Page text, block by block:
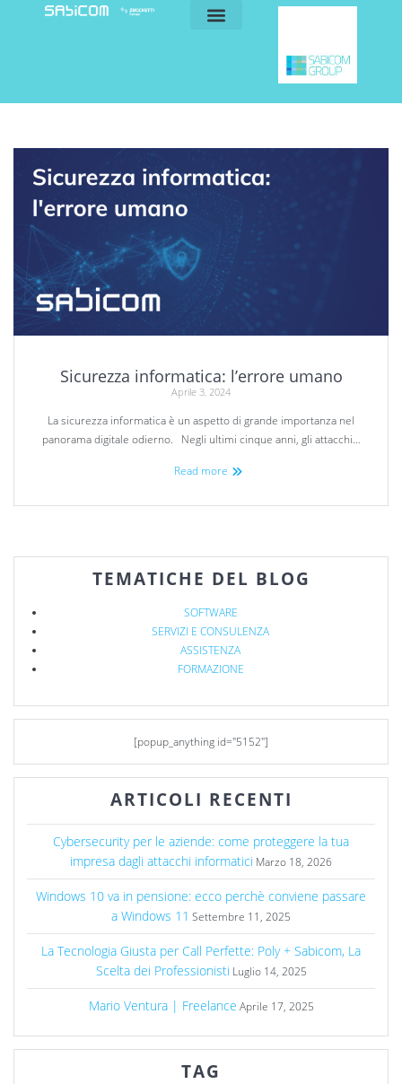
Sicurezza informatica: l’errore umano
Aprile 3, 2024
La sicurezza informatica è un aspetto di grande importanza nel
panorama digitale odierno. Negli ultimi cinque anni, gli attacchi…
Read more
TEMATICHE DEL BLOG
SOFTWARE
SERVIZI E CONSULENZA
ASSISTENZA
FORMAZIONE
[popup_anything id="5152"]
ARTICOLI RECENTI
Cybersecurity per le aziende: come proteggere la tua
impresa dagli attacchi informatici Marzo 18, 2026
Windows 10 va in pensione: ecco perchè conviene passare
a Windows 11 Settembre 11, 2025
La Tecnologia Giusta per Call Perfette: Poly + Sabicom, La
Scelta dei Professionisti Luglio 14, 2025
Mario Ventura | Freelance Aprile 17, 2025
TAG